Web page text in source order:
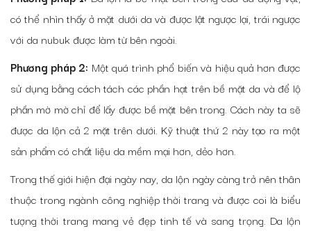
có thể nhìn thấy ở mặt dưới da và được lật ngược lại, trái ngược
với da nubuk được làm từ bên ngoài.
Phương pháp 2: Một quá trình phổ biến và hiệu quả hơn được
sử dụng bằng cách tách các phần hạt trên bề mặt da và để lộ
phần mờ mờ chỉ để lấy được bề mặt bên trong. Cách này ta sẽ
được da lộn cả 2 mặt trên dưới. Kỹ thuật thứ 2 này tạo ra một
sản phẩm có chất liệu da mềm mại hơn, dẻo hơn.
Trong thế giới hiện đại ngày nay, da lộn ngày càng trở nên thân
thuộc trong ngành công nghiệp thời trang và được coi là biểu
tượng thời trang mang vẻ đẹp tinh tế và sang trọng. Da lộn